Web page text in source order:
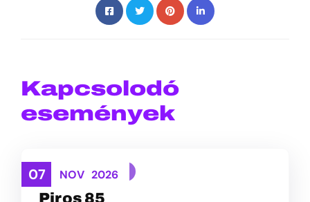
Kapcsolodó
események
07 NOV 2026
TEREPFUTÁS